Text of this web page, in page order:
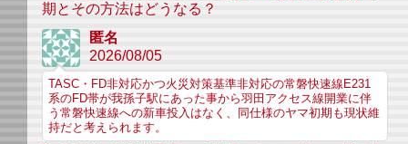
期とその方法はどうなる？
匿名
2026/08/05
TASC・FD非対応かつ火災対策基準非対応の常磐快速線E231
系のFD帯が我孫子駅にあった事から羽田アクセス線開業に伴
う常磐快速線への新車投入はなく、同仕様のヤマ初期も現状維
持だと考えられます。